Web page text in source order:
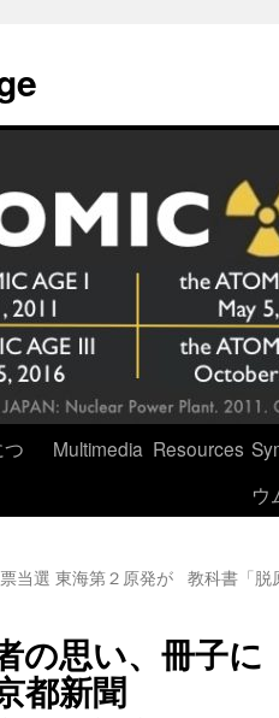
Multimedia Resources
ウ
当選 東海第２原発が 教科書「
の思い、冊子
都新聞